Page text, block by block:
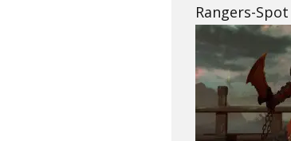
Rangers-